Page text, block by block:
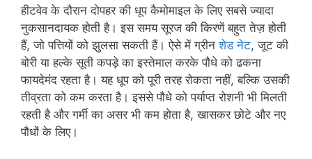
हीटवेव के दौरान दोपहर की धूप कैमोमाइल के लिए सबसे ज्यादा
नुकसानदायक होती है। इस समय सूरज की किरणें बहुत तेज़ होती
हैं, जो पत्तियों को झुलसा सकती हैं। ऐसे में ग्रीनशेड नेट, जूट की
बोरी या हल्के सूती कपड़े का इस्तेमाल करके पौधे को ढकना
फायदेमंद रहता है। यह धूप को पूरी तरह रोकता नहीं, बल्कि उसकी
तीव्रता को कम करता है। इससे पौधे को पर्याप्त रोशनी भी मिलती
रहती है और गर्मी का असर भी कम होता है, खासकर छोटे और नए
पौधों के लिए।